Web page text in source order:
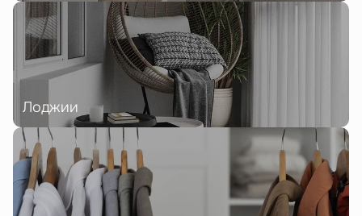
Лоджии